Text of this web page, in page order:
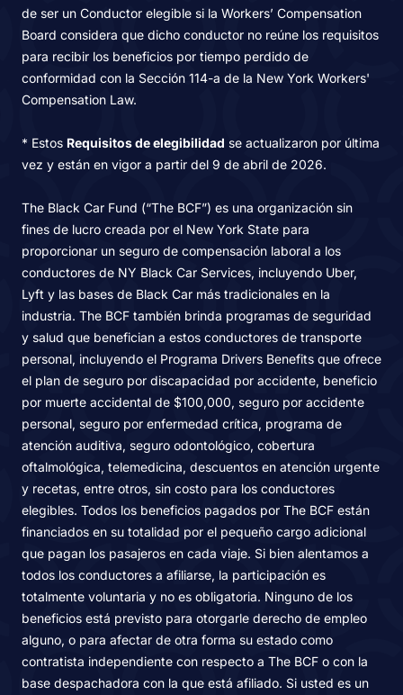
de ser un Conductor elegible si la Workers’ Compensation
Board considera que dicho conductor no reúne los requisitos
para recibir los beneficios por tiempo perdido de
conformidad con la Sección 114-a de la New York Workers'
Compensation Law.
* Estos Requisitos de elegibilidad se actualizaron por última
vez y están en vigor a partir del 9 de abril de 2026.
The Black Car Fund (“The BCF”) es una organización sin
fines de lucro creada por el New York State para
proporcionar un seguro de compensación laboral a los
conductores de NY Black Car Services, incluyendo Uber,
Lyft y las bases de Black Car más tradicionales en la
industria. The BCF también brinda programas de seguridad
y salud que benefician a estos conductores de transporte
personal, incluyendo el Programa Drivers Benefits que ofrece
el plan de seguro por discapacidad por accidente, beneficio
por muerte accidental de $100,000, seguro por accidente
personal, seguro por enfermedad crítica, programa de
atención auditiva, seguro odontológico, cobertura
oftalmológica, telemedicina, descuentos en atención urgente
y recetas, entre otros, sin costo para los conductores
elegibles. Todos los beneficios pagados por The BCF están
financiados en su totalidad por el pequeño cargo adicional
que pagan los pasajeros en cada viaje. Si bien alentamos a
todos los conductores a afiliarse, la participación es
totalmente voluntaria y no es obligatoria. Ninguno de los
beneficios está previsto para otorgarle derecho de empleo
alguno, o para afectar de otra forma su estado como
contratista independiente con respecto a The BCF o con la
base despachadora con la que está afiliado. Si usted es un